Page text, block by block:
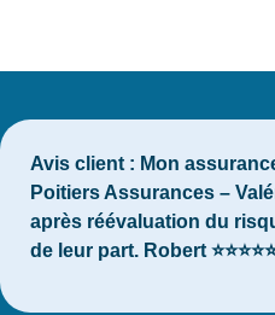
Avis client : Mon
Poitiers Assurances –
après réévaluation du
de leur part. Robert